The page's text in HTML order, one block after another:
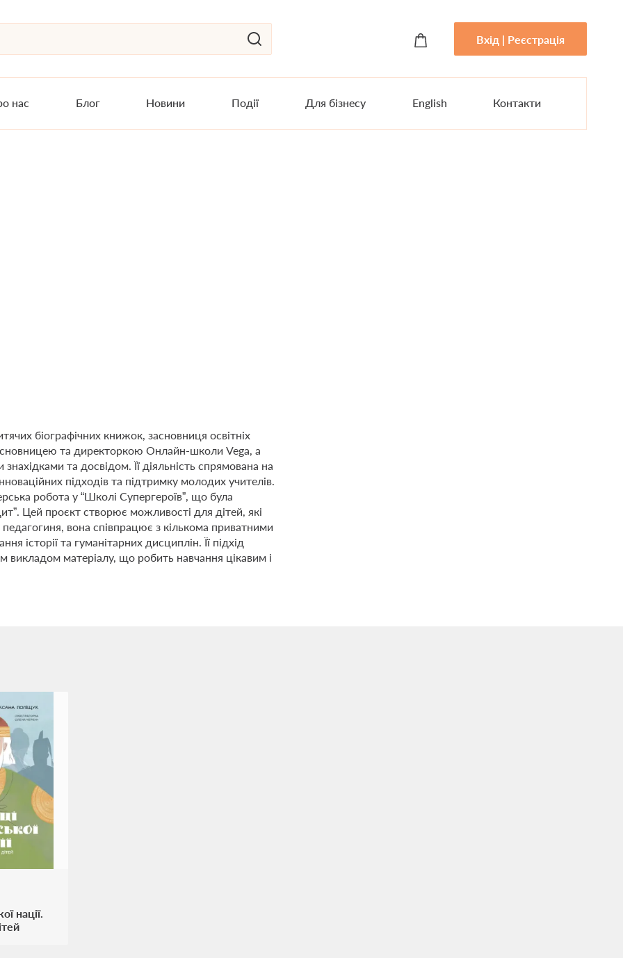
Вхід | Реєстрація
нас Блог Новини Події Для бізнесу English Контакти
біографічних книжок, засновниця освітніх
та директоркою Онлайн-школи Vega, а
та досвідом. Її діяльність спрямована на
підходів та підтримку молодих учителів.
робота у “Школі Супергероїв”, що була
Цей проєкт створює можливості для дітей, які
педагогиня, вона співпрацює з кількома приватними
історії та гуманітарних дисциплін. Її підхід
викладом матеріалу, що робить навчання цікавим і
нації.